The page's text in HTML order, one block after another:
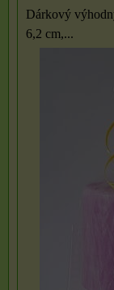
Dárkový
6,2 cm,...